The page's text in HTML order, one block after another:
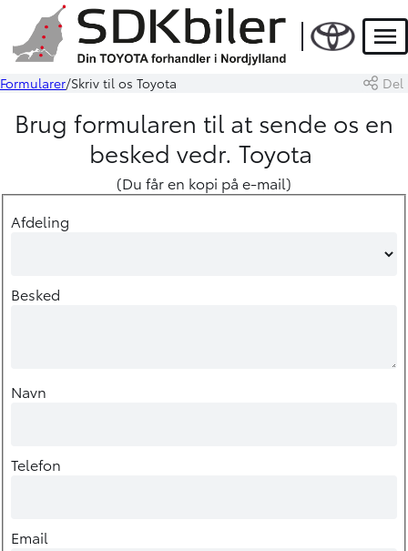
Formularer Skriv til os Toyota Del
Brug formularen til at sende os en
besked vedr. Toyota
(Du får en kopi på e-mail)
Afdeling
Besked
Navn
Telefon
Email